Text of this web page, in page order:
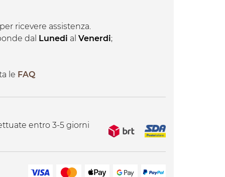
ricevere assistenza.
dal Lunedi al Venerdi;
le FAQ
entro 3-5 giorni